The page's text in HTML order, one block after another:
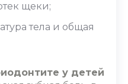
щеки;
тела и общая
у детей